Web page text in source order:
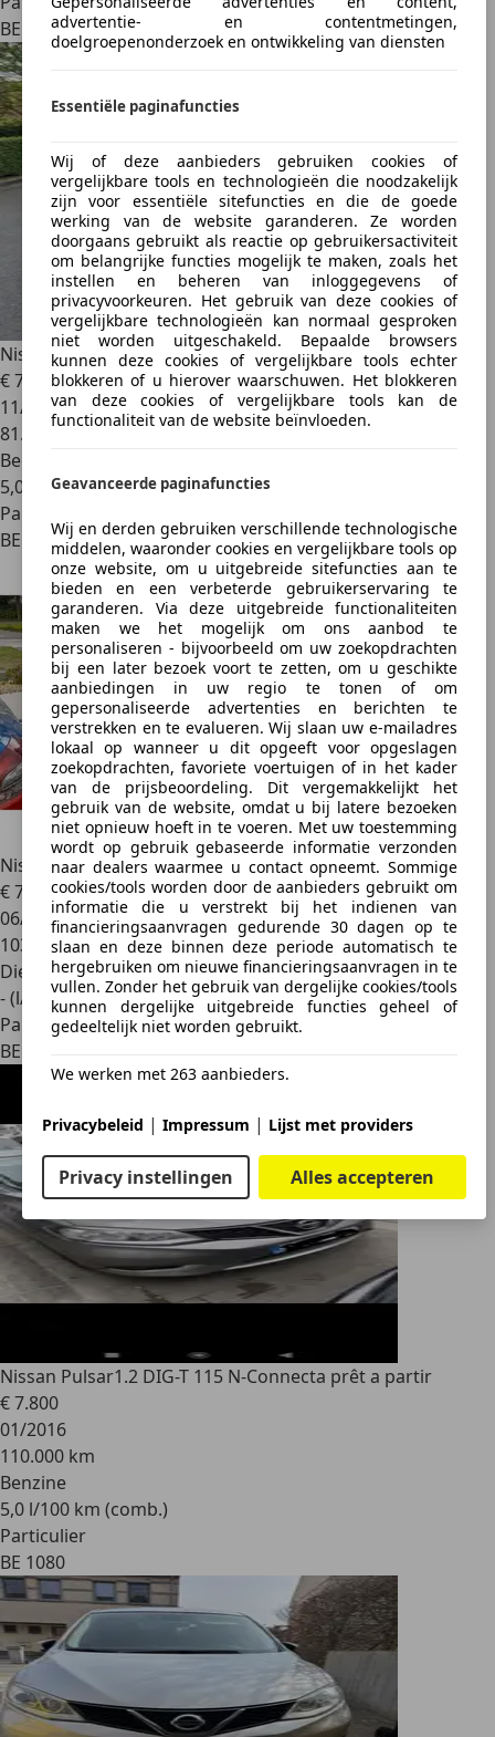
advertentie- en contentmetingen,
doelgroepenonderzoek en ontwikkeling van diensten
Essentiële paginafuncties
Wij of deze aanbieders gebruiken cookies of
vergelijkbare tools en technologieën die noodzakelijk
zijn voor essentiële sitefuncties en die de goede
werking van de website garanderen. Ze worden
doorgaans gebruikt als reactie op gebruikersactiviteit
om belangrijke functies mogelijk te maken, zoals het
instellen en beheren van inloggegevens of
privacyvoorkeuren. Het gebruik van deze cookies of
vergelijkbare technologieën kan normaal gesproken
niet worden uitgeschakeld. Bepaalde browsers
kunnen deze cookies of vergelijkbare tools echter
blokkeren of u hierover waarschuwen. Het blokkeren
van deze cookies of vergelijkbare tools kan de
functionaliteit van de website beïnvloeden.
Geavanceerde paginafuncties
Wij en derden gebruiken verschillende technologische
middelen, waaronder cookies en vergelijkbare tools op
onze website, om u uitgebreide sitefuncties aan te
bieden en een verbeterde gebruikerservaring te
garanderen. Via deze uitgebreide functionaliteiten
maken we het mogelijk om ons aanbod te
personaliseren - bijvoorbeeld om uw zoekopdrachten
bij een later bezoek voort te zetten, om u geschikte
aanbiedingen in uw regio te tonen of om
gepersonaliseerde advertenties en berichten te
verstrekken en te evalueren. Wij slaan uw e-mailadres
lokaal op wanneer u dit opgeeft voor opgeslagen
zoekopdrachten, favoriete voertuigen of in het kader
van de prijsbeoordeling. Dit vergemakkelijkt het
gebruik van de website, omdat u bij latere bezoeken
niet opnieuw hoeft in te voeren. Met uw toestemming
wordt op gebruik gebaseerde informatie verzonden
naar dealers waarmee u contact opneemt. Sommige
cookies/tools worden door de aanbieders gebruikt om
informatie die u verstrekt bij het indienen van
financieringsaanvragen gedurende 30 dagen op te
slaan en deze binnen deze periode automatisch te
hergebruiken om nieuwe financieringsaanvragen in te
vullen. Zonder het gebruik van dergelijke cookies/tools
kunnen dergelijke uitgebreide functies geheel of
gedeeltelijk niet worden gebruikt.
We werken met 263 aanbieders.
Privacybeleid | Impressum | Lijst met providers
Privacy instellingen Alles accepteren
BE 1210
Nissan Pulsar1.2 DIG-T Visia
€ 7.500
11/2014
81.400 km
Benzine
5,0 l/100 km (comb.)
Particulier
BE 8400
Nissan Pulsar2017
€ 7.800
06/2017
103.000 km
Diesel
- (l/100 km)
Particulier
BE 1070
Nissan Pulsar1.2 DIG-T 115 N-Connecta prêt a partir
€ 7.800
01/2016
110.000 km
Benzine
5,0 l/100 km (comb.)
Particulier
BE 1080